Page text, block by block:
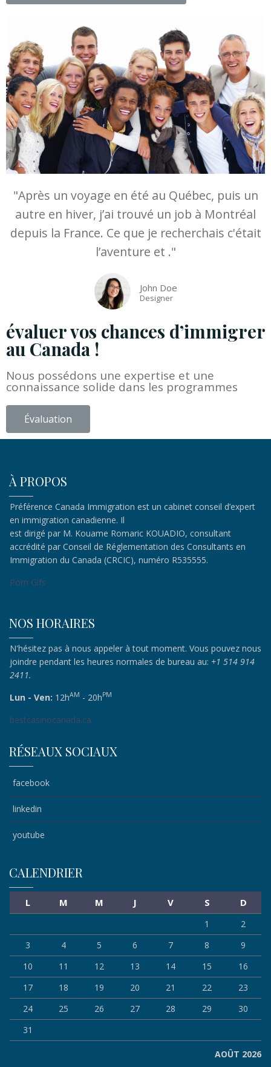
"Après un voyage en été au Québec, puis un
autre en hiver, j’ai trouvé un job à Montréal
depuis la France. Ce que je recherchais c'était
l’aventure et ."
John Doe
Designer
évaluer vos chances d’immigrer
au Canada !
Nous possédons une expertise et une
connaissance solide dans les programmes
Évaluation
À PROPOS
Préférence Canada Immigration est un cabinet conseil d’expert
en immigration canadienne. Il
est dirigé par M. Kouame Romaric KOUADIO, consultant
accrédité par Conseil de Réglementation des Consultants en
Immigration du Canada (CRCIC), numéro R535555.
Porn Gifs
NOS HORAIRES
N'hésitez pas à nous appeler à tout moment. Vous pouvez nous
joindre pendant les heures normales de bureau au: +1 514 914
2411.
Lun - Ven: 12hAM - 20hPM
bestcasinocanada.ca
RÉSEAUX SOCIAUX
facebook
linkedin
youtube
CALENDRIER
AOÛT 2026
L M M J V S D
1
2
3
4 5 6 7 8
9
10
11 12 13 14 15
16
17
18 19 20 21 22
23
24
25 26 27 28 29
30
31